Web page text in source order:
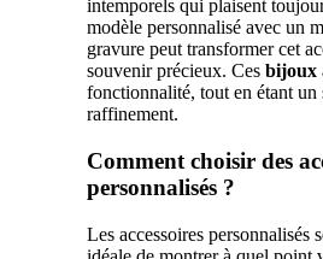
intemporels qui plaisent
modèle personnalisé avec un
gravure peut transformer cet
souvenir précieux. Ces bijoux
fonctionnalité, tout en étant un
raffinement.
Comment choisir des
personnalisés ?
Les accessoires personnalisés